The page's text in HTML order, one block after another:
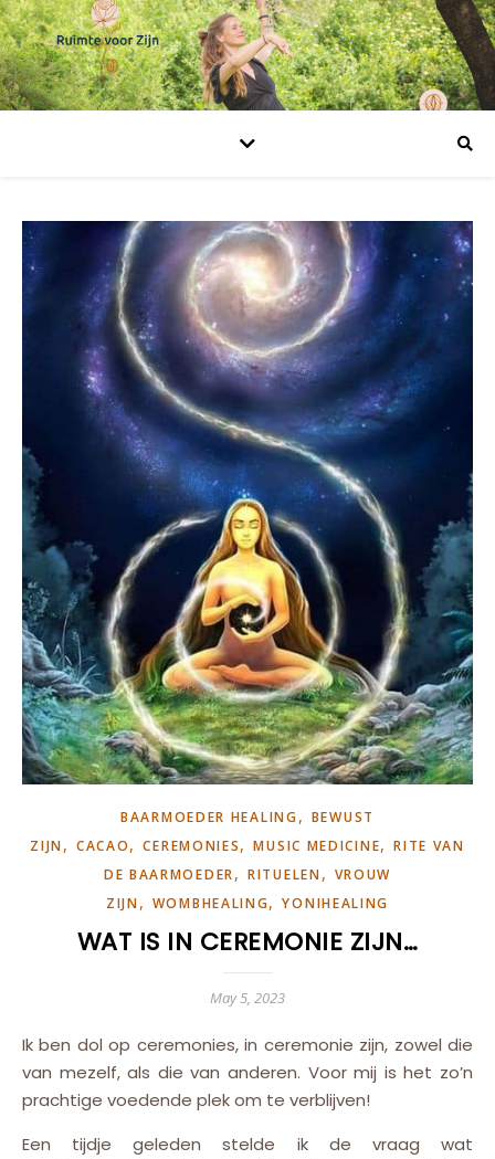
BAARMOEDER HEALING, BEWUST
ZIJN, CACAO,CEREMONIES,MUSIC MEDICINE,RITE VAN
DE BAARMOEDER, RITUELEN, VROUW
ZIJN, WOMBHEALING,YONIHEALING
WAT IS IN CEREMONIE ZIJN…
May 5, 2023
Ik ben dol op ceremonies, in ceremonie zijn, zowel die
van mezelf, als die van anderen. Voor mij is het zo’n
prachtige voedende plek om te verblijven!
Een tijdje geleden stelde ik de vraag wat